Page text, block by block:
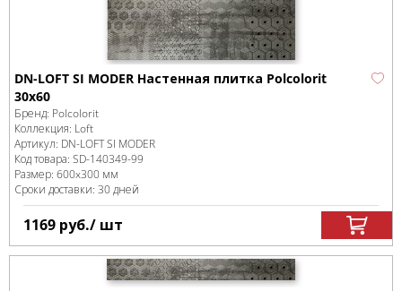
DN-LOFT SI MODER Настенная плитка Polcolorit
30x60
Бренд: Polcolorit
Коллекция: Loft
Артикул: DN-LOFT SI MODER
Код товара: SD-140349-99
Размер: 600x300 мм
Сроки доставки: 30 дней
1169 руб./ шт